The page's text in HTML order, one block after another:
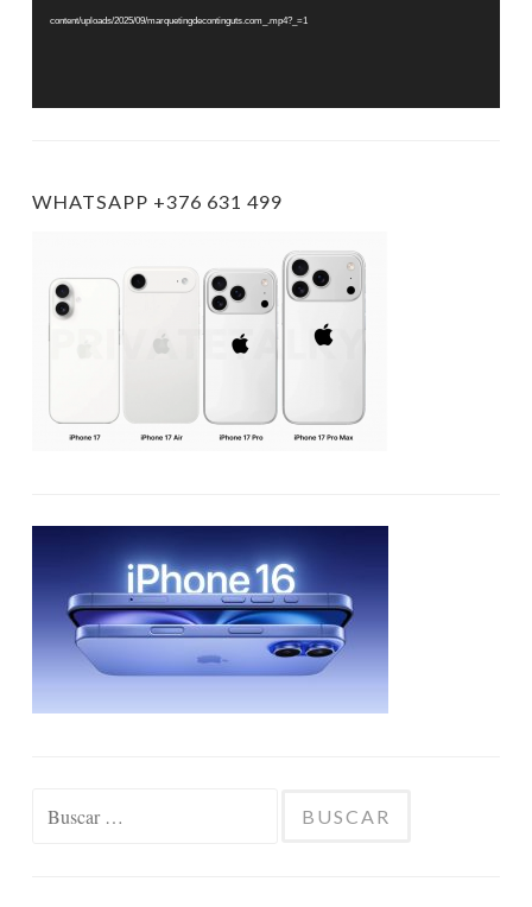
content/uploads/2025/09/marquetingdecontinguts.com_.mp4?_=1
WHATSAPP +376 631 499